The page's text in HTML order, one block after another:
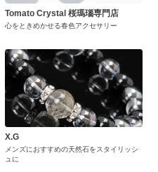
Tomato Crystal 桜瑪瑙専門店
心をときめかせる春色アクセサリー
X.G
メンズにおすすめの天然石をスタイリッシ
ュに